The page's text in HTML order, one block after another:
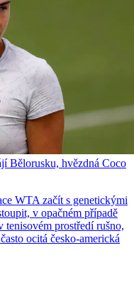
Bělorusku, hvězdná Coco
WTA začít s genetickými
v opačném případě
tenisovém prostředí rušno,
ocitá česko-americká